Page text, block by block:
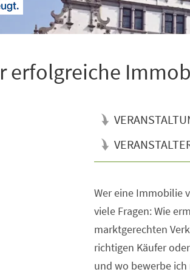
erfolgreiche
Wer eine Immobilie
viele Fragen: Wie
marktgerechten
richtigen Käufer
und wo bewerbe